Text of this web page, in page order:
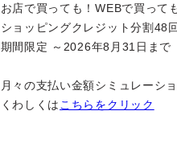
お店で買っても！WEBで買って
ショッピングクレジット分割48
期間限定 ～2026年8月31日まで
月々の支払い金額シミュレーシ
くわしくは こちらをクリック